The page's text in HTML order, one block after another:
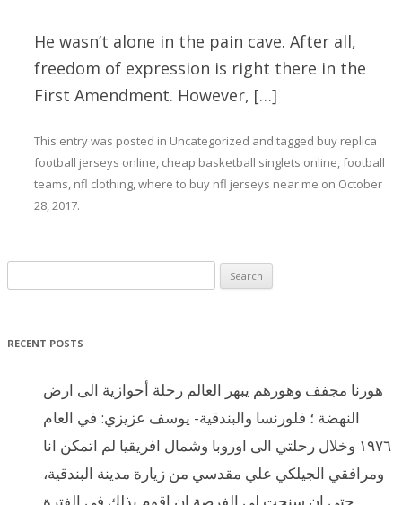
He wasn’t alone in the pain cave. After all,
freedom of expression is right there in the
First Amendment. However, […]
This entry was posted in Uncategorized and tagged buy replica
football jerseys online, cheap basketball singlets online,football
teams, nfl clothing,where to buy nfl jerseys near me on October
28, 2017.
RECENT POSTS
هورنا مجفف وهورهم يبهر العالم رحلة أحوازية الى ارض
النهضة ؛ فلورنسا والبندقية- يوسف عزيزي: في العام
١٩٧٦ وخلال رحلتي الى اوروبا وشمال افريقيا لم اتمكن انا
ومرافقي الجيلكي علي مقدسي من زيارة مدينة البندقية،